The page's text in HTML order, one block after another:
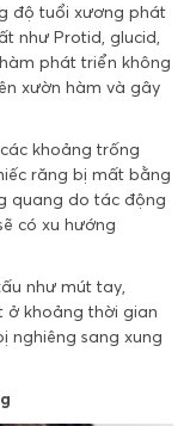
độ tuổi xương phát
như Protid, glucid,
phát triển không
xườn hàm và gây
khoảng trống
răng bị mất bằng
quang do tác động
có xu hướng
như mút tay,
ở khoảng thời gian
nghiêng sang xung